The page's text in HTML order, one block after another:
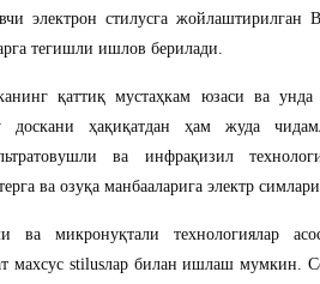
электрон стилусга жойлаштирилган
тегишли ишлов берилади.
қаттиқ мустаҳкам юзаси ва унда
доскани ҳақиқатдан ҳам жуда
ва инфрақизил
ва озуқа манбааларига электр
ва микронуқтали технологиялар
махсус stilusлар билан ишлаш мумкин.